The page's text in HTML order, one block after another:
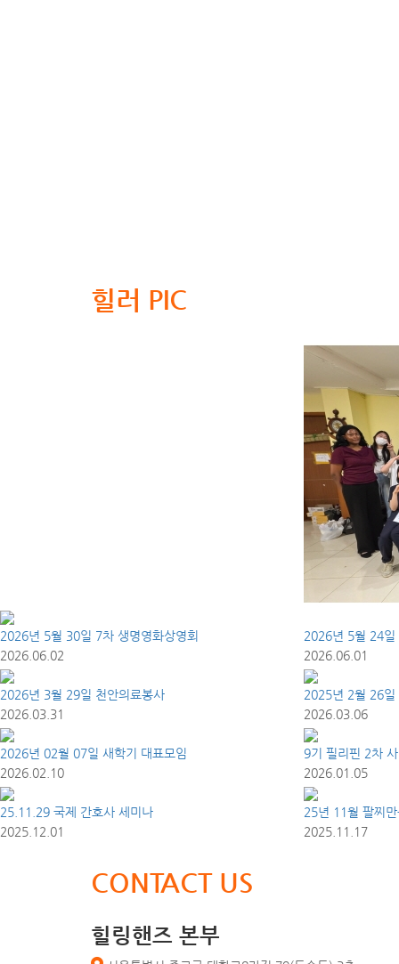
힐러 PIC
2026년 5월 30일 7차 생명영화상영회
2026.06.02
2026년 5월 24일
2026.06.01
2026년 3월 29일 천안의료봉사
2026.03.31
2025년 2월 26일
2026.03.06
2026년 02월 07일 새학기 대표모임
2026.02.10
9기 필리핀 2차
2026.01.05
25.11.29 국제 간호사 세미나
2025.12.01
25년 11월 팔찌
2025.11.17
CONTACT US
힐링핸즈 본부